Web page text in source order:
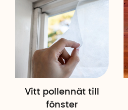
Vitt pollennät till
fönster